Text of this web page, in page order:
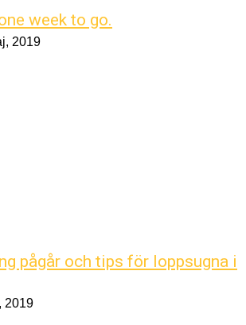
week to go.
2019
pågår och tips för loppsugna i
2019